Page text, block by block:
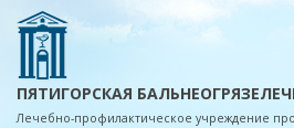
ПЯТИГОРСКАЯ
Лечебно-профилактическое учреждение